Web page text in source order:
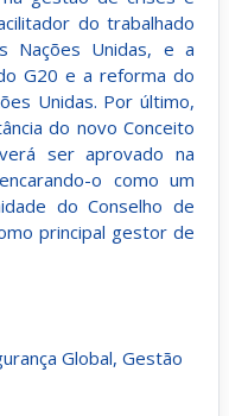
do trabalhado
Nações Unidas, e a
G20 e a reforma do
Unidas. Por último,
do novo Conceito
ser aprovado na
o como um
do Conselho de
principal gestor de
Global, Gestão